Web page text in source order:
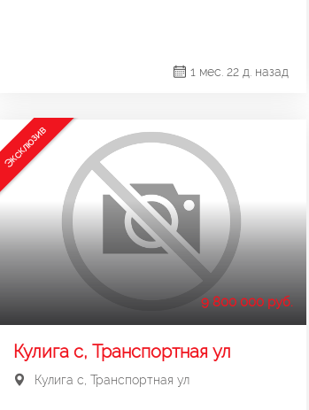
1 мес. 22 д. назад
Эксклюзив
9 800 000 руб.
Кулига с, Транспортная ул
Кулига с, Транспортная ул